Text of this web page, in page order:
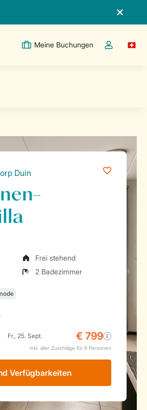
Meine Buchungen
Dropdown-
Duin
Frei stehend
2 Badezimmer
Verfügbarkeiten